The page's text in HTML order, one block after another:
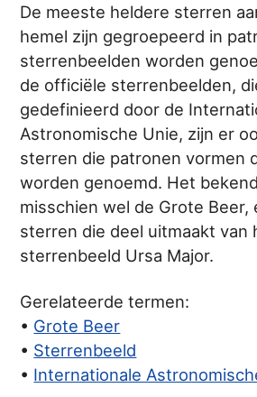
De meeste heldere sterren
hemel zijn gegroepeerd in
sterrenbeelden worden
de officiële sterrenbeelden,
gedefinieerd door de
Astronomische Unie, zijn er
sterren die patronen vormen
worden genoemd. Het
misschien wel de Grote Beer,
sterren die deel uitmaakt van
sterrenbeeld Ursa Major.
Gerelateerde termen:
• Grote Beer
• Sterrenbeeld
• Internationale